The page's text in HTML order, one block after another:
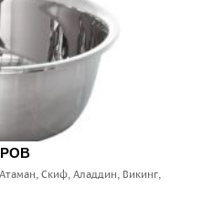
Скиф, Аладдин, Викинг,